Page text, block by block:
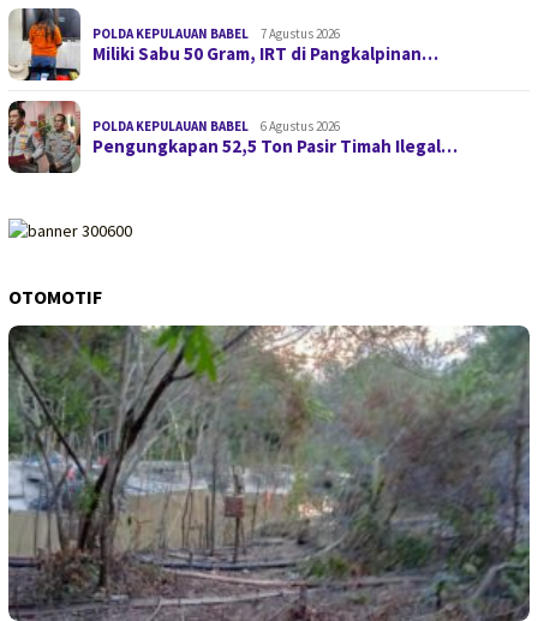
POLDA KEPULAUAN BABEL 7 Agustus 2026
Miliki Sabu 50 Gram, IRT di Pangkalpinan…
POLDA KEPULAUAN BABEL 6 Agustus 2026
Pengungkapan 52,5 Ton Pasir Timah Ilegal…
OTOMOTIF